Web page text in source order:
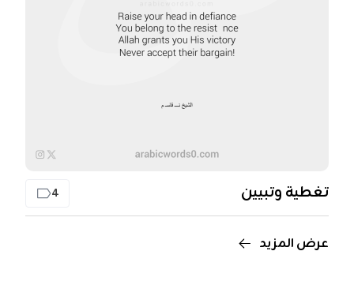
تغطية وتبيين 4
عرض المزيد